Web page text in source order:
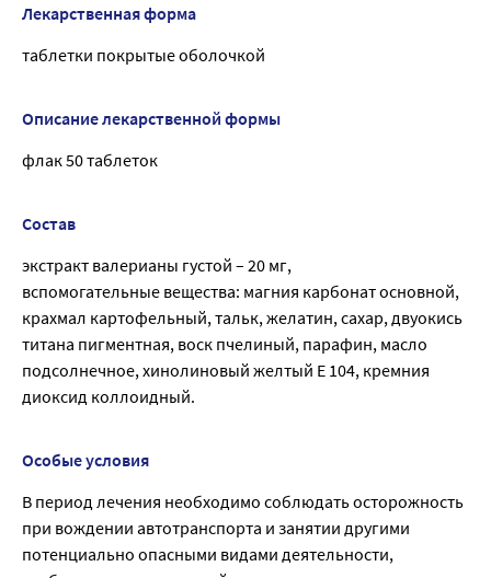
Лекарственная форма
таблетки покрытые оболочкой
Описание лекарственной формы
флак 50 таблеток
Состав
экстракт валерианы густой – 20 мг,
вспомогательные вещества: магния карбонат основной,
крахмал картофельный, тальк, желатин, сахар, двуокись
титана пигментная, воск пчелиный, парафин, масло
подсолнечное, хинолиновый желтый Е 104, кремния
диоксид коллоидный.
Особые условия
В период лечения необходимо соблюдать осторожность
при вождении автотранспорта и занятии другими
потенциально опасными видами деятельности,